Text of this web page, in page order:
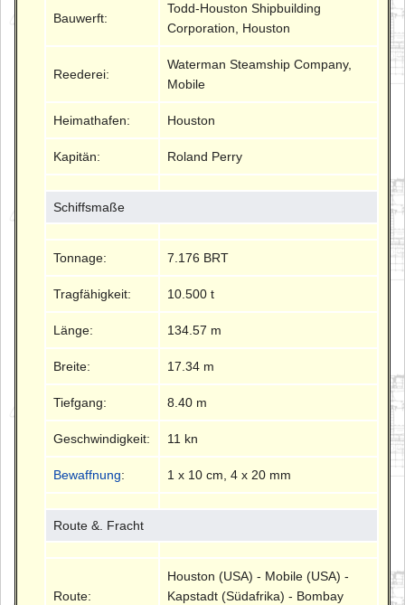
Bauwerft:
Todd-Houston Shipbuilding
Corporation, Houston
Reederei:
Waterman Steamship Company,
Mobile
Heimathafen: Houston
Kapitän: Roland Perry
Schiffsmaße
Tonnage: 7.176 BRT
Tragfähigkeit: 10.500 t
Länge: 134.57 m
Breite: 17.34 m
Tiefgang: 8.40 m
Geschwindigkeit: 11 kn
Bewaffnung: 1 x 10 cm, 4 x 20 mm
Route &. Fracht
Route:
Houston (USA) - Mobile (USA) -
Kapstadt (Südafrika) - Bombay